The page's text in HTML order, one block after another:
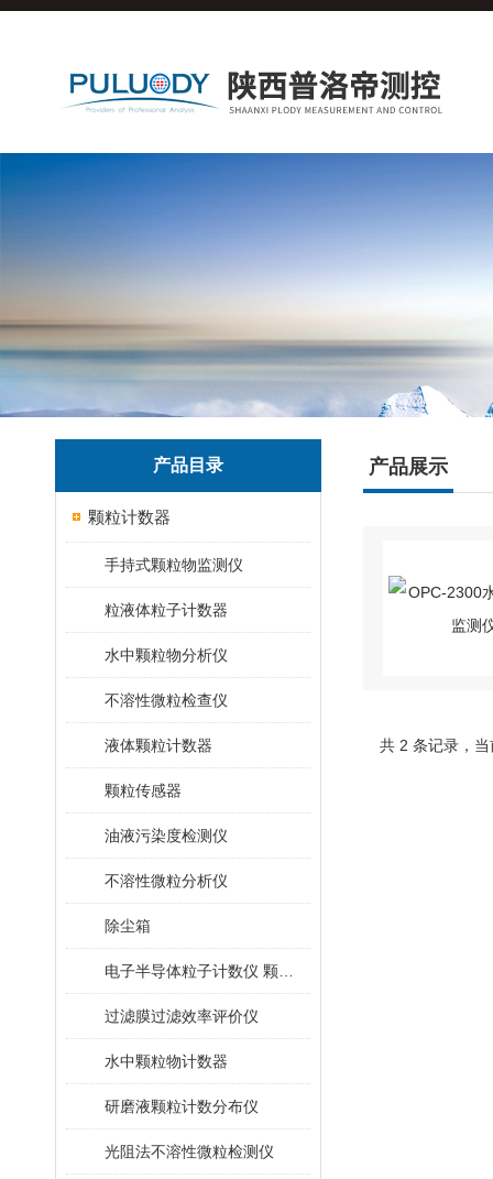
产品目录
颗粒计数器
手持式颗粒物监测仪
粒液体粒子计数器
水中颗粒物分析仪
不溶性微粒检查仪
液体颗粒计数器
颗粒传感器
油液污染度检测仪
不溶性微粒分析仪
除尘箱
过滤膜过滤效率评价仪
水中颗粒物计数器
研磨液颗粒计数分布仪
光阻法不溶性微粒检测仪
产品展示
共 2 条记录，